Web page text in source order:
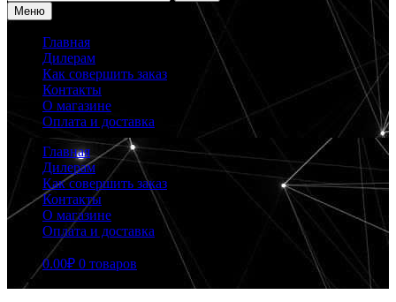
Меню
Главная
Дилерам
Как совершить заказ
Контакты
О магазине
Оплата и доставка
Главная
Дилерам
Как совершить заказ
Контакты
О магазине
Оплата и доставка
0.00₽ 0 товаров